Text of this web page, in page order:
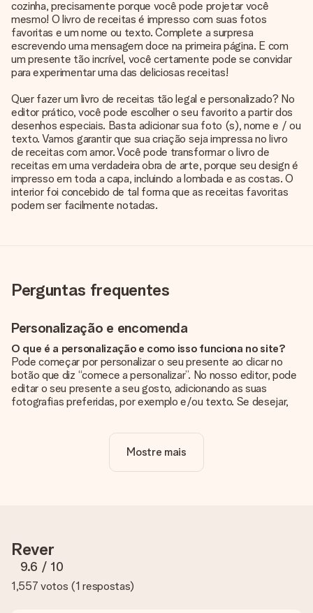
cozinha, precisamente porque você pode projetar você
mesmo! O livro de receitas é impresso com suas fotos
favoritas e um nome ou texto. Complete a surpresa
escrevendo uma mensagem doce na primeira página. E com
um presente tão incrível, você certamente pode se convidar
para experimentar uma das deliciosas receitas!
Quer fazer um livro de receitas tão legal e personalizado? No
editor prático, você pode escolher o seu favorito a partir dos
desenhos especiais. Basta adicionar sua foto (s), nome e / ou
texto. Vamos garantir que sua criação seja impressa no livro
de receitas com amor. Você pode transformar o livro de
receitas em uma verdadeira obra de arte, porque seu design é
impresso em toda a capa, incluindo a lombada e as costas. O
interior foi concebido de tal forma que as receitas favoritas
podem ser facilmente notadas.
Perguntas frequentes
Personalização e encomenda
O que é a personalização e como isso funciona no site?
Pode começar por personalizar o seu presente ao clicar no
botão que diz “comece a personalizar”. No nosso editor, pode
editar o seu presente a seu gosto, adicionando as suas
fotografias preferidas, por exemplo e/ou texto. Se desejar,
Sim, o preço apresentado no site já inclui a personalização do
sobre a qualidade da tua imagem, contacta a nossa equipa de
apoio ao cliente e inclui a tua fotografia juntamente com o
presente que estás interessado em encomendar. Eles podem
então verificar a qualidade para ti!
Mostre mais
Rever
9.6 / 10
1,557 votos (1 respostas)